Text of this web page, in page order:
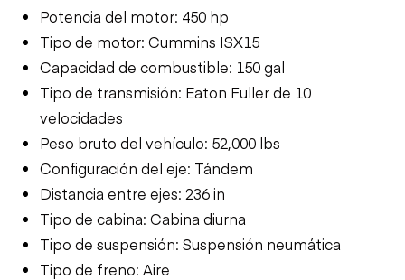
Potencia del motor: 450 hp
Tipo de motor: Cummins ISX15
Capacidad de combustible: 150 gal
Tipo de transmisión: Eaton Fuller de 10
velocidades
Peso bruto del vehículo: 52,000 lbs
Configuración del eje: Tándem
Distancia entre ejes: 236 in
Tipo de cabina: Cabina diurna
Tipo de suspensión: Suspensión neumática
Tipo de freno: Aire